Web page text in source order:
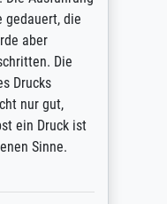
gedauert, die
aber
Die
Drucks
nur gut,
ein Druck ist
Sinne.